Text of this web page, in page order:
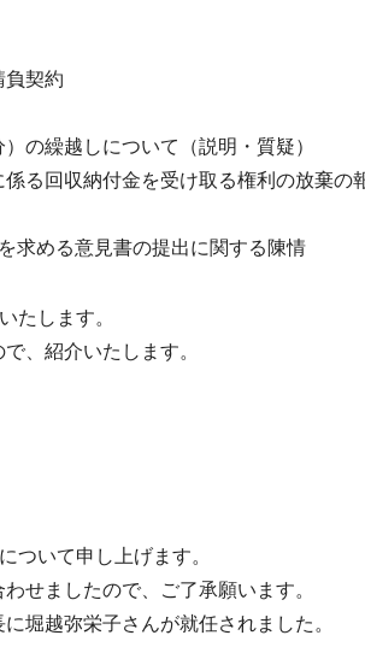
負契約
の繰越しについて（説明・質疑）
る回収納付金を受け取る権利の放棄の
求める意見書の提出に関する陳情
たします。
、紹介いたします。
いて申し上げます。
せましたので、ご了承願います。
堀越弥栄子さんが就任されました。